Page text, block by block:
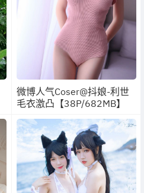
微博人气Coser@抖娘-利世
毛衣激凸【38P/682MB】